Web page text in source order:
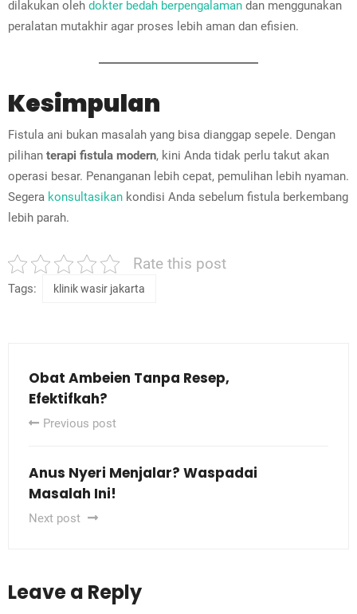
dilakukan oleh dokter bedah berpengalaman dan menggunakan
peralatan mutakhir agar proses lebih aman dan efisien.
Kesimpulan
Fistula ani bukan masalah yang bisa dianggap sepele. Dengan
pilihan terapi fistula modern, kini Anda tidak perlu takut akan
operasi besar. Penanganan lebih cepat, pemulihan lebih nyaman.
Segera konsultasikan kondisi Anda sebelum fistula berkembang
lebih parah.
Rate this post
Tags: klinik wasir jakarta
Obat Ambeien Tanpa Resep,
Efektifkah?
Previous post
Anus Nyeri Menjalar? Waspadai
Masalah Ini!
Next post
Leave a Reply